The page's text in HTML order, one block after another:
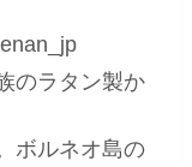
のラタン製か
ボルネオ島の